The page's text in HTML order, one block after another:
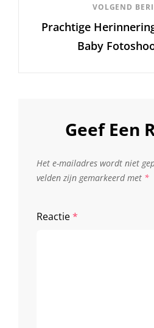
Bericht
VOLGEND
Prachtige
Baby
Geef Een
Het e-mailadres wordt niet
velden zijn gemarkeerd met *
Reactie*